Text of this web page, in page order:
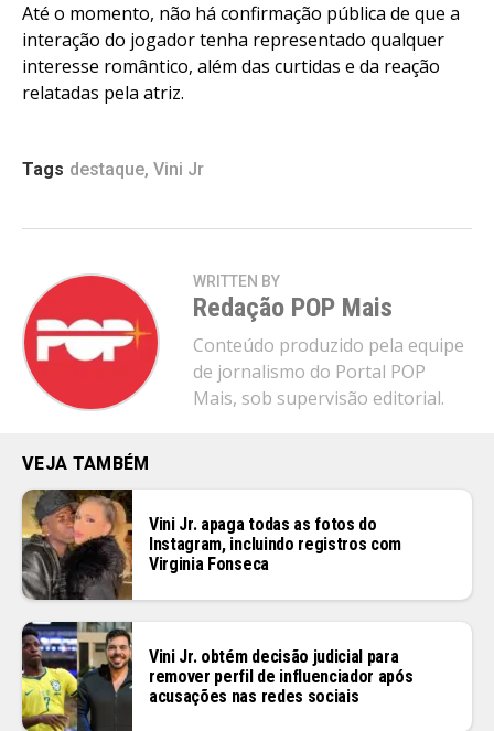
Até o momento, não há confirmação pública de que a
interação do jogador tenha representado qualquer
interesse romântico, além das curtidas e da reação
relatadas pela atriz.
Tags destaque, Vini Jr
WRITTEN BY
Redação POP Mais
Conteúdo produzido pela equipe
de jornalismo do Portal POP
Mais, sob supervisão editorial.
VEJA TAMBÉM
Vini Jr. apaga todas as fotos do
Instagram, incluindo registros com
Virginia Fonseca
Vini Jr. obtém decisão judicial para
remover perfil de influenciador após
acusações nas redes sociais